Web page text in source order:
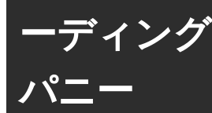
ーディン
パニー